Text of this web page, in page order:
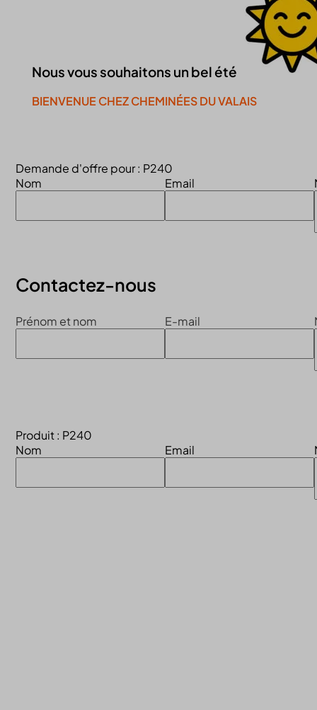
Nous vous souhaitons un bel été
BIENVENUE CHEZ CHEMINÉES DU VALAIS
Demande d'offre pour : P240
Nom
Email
Contactez-nous
Prénom et nom E-mail
Produit : P240
Nom
Email